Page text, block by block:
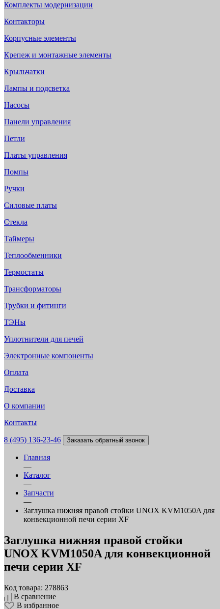
Комплекты модернизации
Контакторы
Корпусные элементы
Крепеж и монтажные элементы
Крыльчатки
Лампы и подсветка
Насосы
Панели управления
Петли
Платы управления
Помпы
Ручки
Силовые платы
Стекла
Таймеры
Теплообменники
Термостаты
Трансформаторы
Трубки и фитинги
ТЭНы
Уплотнители для печей
Электронные компоненты
Оплата
Доставка
О компании
Контакты
8 (495) 136-23-46 Заказать обратный звонок
Главная
—
Каталог
—
Запчасти
—
Заглушка нижняя правой стойки UNOX KVM1050A для
конвекционной печи серии XF
Заглушка нижняя правой стойки
UNOX KVM1050A для конвекционной
печи серии XF
Код товара: 278863
В сравнение
В избранное